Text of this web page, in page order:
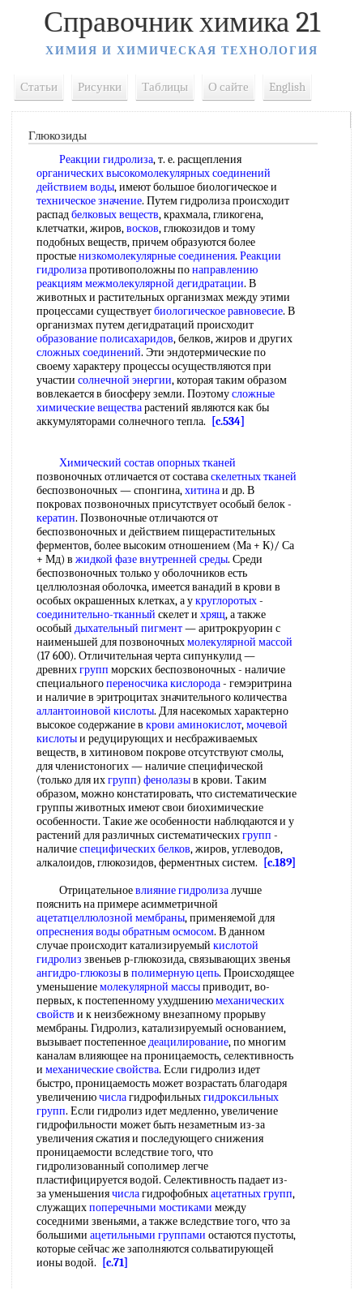
Справочник химика 21
ХИМИЯ И ХИМИЧЕСКАЯ ТЕХНОЛОГИЯ
Статьи Рисунки Таблицы О сайте English
Глюкозиды
Реакции гидролиза, т. е. расщепления
органических высокомолекулярных соединений
действием воды, имеют большое биологическое и
техническое значение. Путем гидролиза происходит
распадбелковых веществ, крахмала, гликогена,
клетчатки, жиров,восков, глюкозидов и тому
подобных веществ, причем образуются более
простыенизкомолекулярные соединения. Реакции
гидролизапротивоположны понаправлению
реакцияммежмолекулярной дегидратации. В
животных и растительных организмах между этими
процессами существуетбиологическое равновесие. В
организмах путем дегидратаций происходит
образование полисахаридов, белков, жиров и других
сложных соединений. Эти эндотермические по
своему характеру процессы осуществляются при
участии солнечной энергии, которая таким образом
вовлекается в биосферу земли. Поэтомусложные
химические веществарастений являются как бы
аккумуляторами солнечного тепла.
[c.534]
Химический состав опорных тканей
позвоночных отличается от составаскелетных тканей
беспозвоночных — спонгина,хитинаи др. В
покровах позвоночных присутствует особый белок -
кератин. Позвоночные отличаются от
беспозвоночных и действием пищерастительных
ферментов, более высоким отношением (Ма + К)/ Са
+ Мд) в жидкой фазевнутренней среды. Среди
беспозвоночных только у оболочников есть
целлюлозная оболочка, имеется ванадий в крови в
особых окрашенных клетках, а укруглоротых-
соединительно-тканный скелет и хрящ, а также
особый дыхательный пигмент— аритрокруорин с
наименьшей для позвоночныхмолекулярной массой
(17 600). Отличительная черта сипункулид —
древнихгрупп морских беспозвоночных - наличие
специальногопереносчика кислорода- гемэритрина
и наличие в эритроцитах значительного количества
аллантоиновой кислоты. Для насекомых характерно
высокое содержание в крови аминокислот,мочевой
кислотыи редуцирующих и несбраживаемых
веществ, в хитиновом покрове отсутствуют смолы,
для членистоногих — наличие специфической
(только для ихгрупп) фенолазыв крови. Таким
образом, можно констатировать, что систематические
группы животных имеют свои биохимические
особенности. Такие же особенности наблюдаются и у
растений для различных систематическихгрупп -
наличиеспецифических белков, жиров, углеводов,
алкалоидов, глюкозидов, ферментных систем.
[c.189]
Отрицательноевлияние гидролизалучше
пояснить на примере асимметричной
ацетатцеллюлозной мембраны, применяемой для
опреснения воды обратным осмосом. В данном
случае происходит катализируемый кислотой
гидролиз звеньев р-глюкозида, связывающих звенья
ангидро-глюкозыв полимерную цепь. Происходящее
уменьшениемолекулярной массыприводит, во-
первых, к постепенному ухудшениюмеханических
свойств и к неизбежному внезапному прорыву
мембраны. Гидролиз, катализируемый основанием,
вызывает постепенноедеацилирование, по многим
каналам влияющее на проницаемость, селективность
и механические свойства. Если гидролиз идет
быстро, проницаемость может возрастать благодаря
увеличениючислагидрофильныхгидроксильных
групп. Если гидролиз идет медленно, увеличение
гидрофильности может быть незаметным из-за
увеличения сжатия и последующего снижения
проницаемости вследствие того, что
гидролизованный сополимер легче
пластифицируется водой. Селективность падает из-
за уменьшениячислагидрофобныхацетатных групп,
служащихпоперечными мостиками между
соседними звеньями, а также вследствие того, что за
большими ацетильными группами остаются пустоты,
которые сейчас же заполняются сольватирующей
ионы водой.
[c.71]